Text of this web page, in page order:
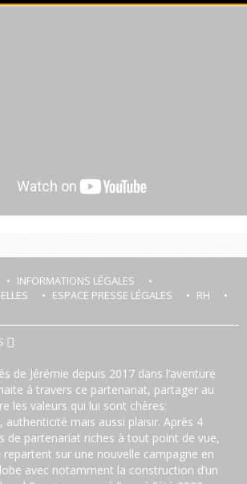
INFORMATIONS LÉGALES
ESPACE PRESSE LÉGALES
RH
de Jérémie depuis 2017 dans l’aventure
à travers ce partenariat, partager au
les valeurs qui lui sont chères:
authenticité mais aussi plaisir. Après 4
de partenariat riches à tout point de vue,
repartent sur une nouvelle campagne en
avec notamment la construction d’un